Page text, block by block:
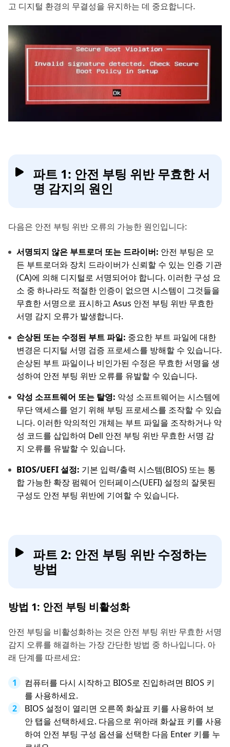
고 디지털 환경의 무결성을 유지하는 데 중요합니다.
파트 1: 안전 부팅 위반 무효한 서
명 감지의 원인
다음은 안전 부팅 위반 오류의 가능한 원인입니다:
서명되지 않은 부트로더 또는 드라이버: 안전 부팅은 모
든 부트로더와 장치 드라이버가 신뢰할 수 있는 인증 기관
(CA)에 의해 디지털로 서명되어야 합니다. 이러한 구성 요
소 중 하나라도 적절한 인증이 없으면 시스템이 그것들을
무효한 서명으로 표시하고 Asus 안전 부팅 위반 무효한
서명 감지 오류가 발생합니다.
손상된 또는 수정된 부트 파일: 중요한 부트 파일에 대한
변경은 디지털 서명 검증 프로세스를 방해할 수 있습니다.
손상된 부트 파일이나 비인가된 수정은 무효한 서명을 생
성하여 안전 부팅 위반 오류를 유발할 수 있습니다.
악성 소프트웨어 또는 탈영: 악성 소프트웨어는 시스템에
무단 액세스를 얻기 위해 부팅 프로세스를 조작할 수 있습
니다. 이러한 악의적인 개체는 부트 파일을 조작하거나 악
성 코드를 삽입하여 Dell 안전 부팅 위반 무효한 서명 감
지 오류를 유발할 수 있습니다.
BIOS/UEFI 설정: 기본 입력/출력 시스템(BIOS) 또는 통
합 가능한 확장 펌웨어 인터페이스(UEFI) 설정의 잘못된
구성도 안전 부팅 위반에 기여할 수 있습니다.
파트 2: 안전 부팅 위반 수정하는
방법
방법 1: 안전 부팅 비활성화
안전 부팅을 비활성화하는 것은 안전 부팅 위반 무효한 서명
감지 오류를 해결하는 가장 간단한 방법 중 하나입니다. 아
래 단계를 따르세요:
컴퓨터를 다시 시작하고 BIOS로 진입하려면 BIOS 키
를 사용하세요.
BIOS 설정이 열리면 오른쪽 화살표 키를 사용하여 보
안 탭을 선택하세요. 다음으로 위아래 화살표 키를 사용
하여 안전 부팅 구성 옵션을 선택한 다음 Enter 키를 누